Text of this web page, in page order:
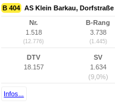
B 404 AS Klein Barkau,
Nr.
1.518
(12.776)
B-Rang
3.738
(1.445)
DTV
18.157
SV
1.634
(9,0%)
Infos...